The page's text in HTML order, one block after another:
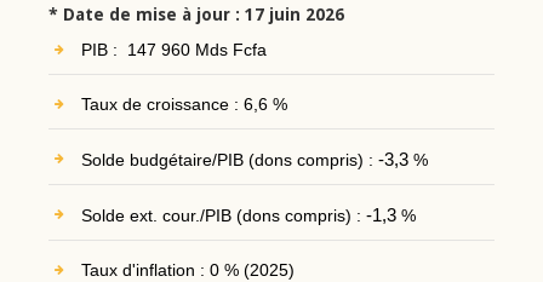
* Date de mise à jour : 17 juin 2026
PIB : 147 960 Mds Fcfa
Taux de croissance : 6,6 %
Solde budgétaire/PIB (dons compris) : -3,3%
Solde ext. cour./PIB (dons compris) : -1,3%
Taux d'inflation : 0 % (2025)